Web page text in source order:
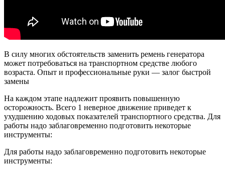
В силу многих обстоятельств заменить ремень генератора
может потребоваться на транспортном средстве любого
возраста. Опыт и профессиональные руки — залог быстрой
замены
На каждом этапе надлежит проявить повышенную
осторожность. Всего 1 неверное движение приведет к
ухудшению ходовых показателей транспортного средства. Для
работы надо заблаговременно подготовить некоторые
инструменты:
Для работы надо заблаговременно подготовить некоторые
инструменты: